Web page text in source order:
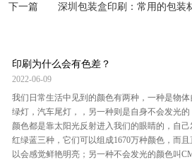
下一篇 深圳包装盒印刷：常用的包装
印刷为什么会有色差？
2022-06-09
我们日常生活中见到的颜色有两种，一种是物
绿灯，汽车尾灯，，另一种则是自身不会发光
颜色都是靠太阳光反射进入我们的眼睛的，自
红绿蓝三种，它们可以组成1670万种颜色，而
以会感觉鲜艳明亮；另一种不会发光的颜色叫